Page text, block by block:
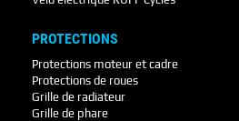
PROTECTIONS
Protections moteur et cadre
Protections de roues
Grille de radiateur
Grille de phare